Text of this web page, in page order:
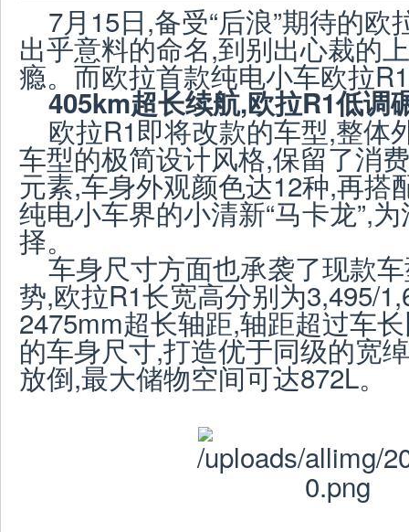
7月15日,备受“后浪”期待的
出乎意料的命名,到别出心裁的
瘾。而欧拉首款纯电小车欧拉
405km超长续航,欧拉R1低调
欧拉R1即将改款的车型,整体
车型的极简设计风格,保留了消
元素,车身外观颜色达12种,再搭
纯电小车界的小清新“马卡龙”,
择。
车身尺寸方面也承袭了现款
势,欧拉R1长宽高分别为3,495/
2475mm超长轴距,轴距超过车
的车身尺寸,打造优于同级的宽
放倒,最大储物空间可达872L。